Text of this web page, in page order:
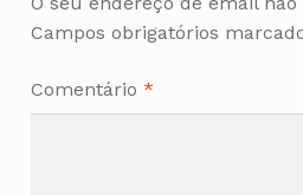
Campos obrigatórios
Comentário *